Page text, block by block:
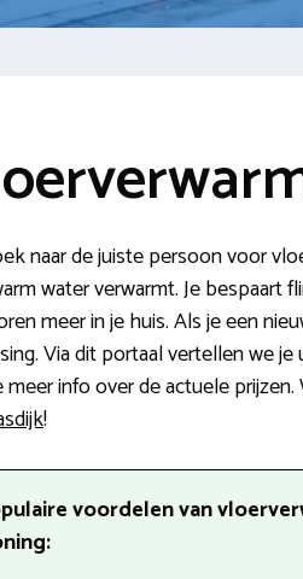
naar de juiste persoon voor
water verwarmt. Je bespaart
meer in je huis. Als je een
Via dit portaal vertellen we
meer info over de actuele
!
voordelen van